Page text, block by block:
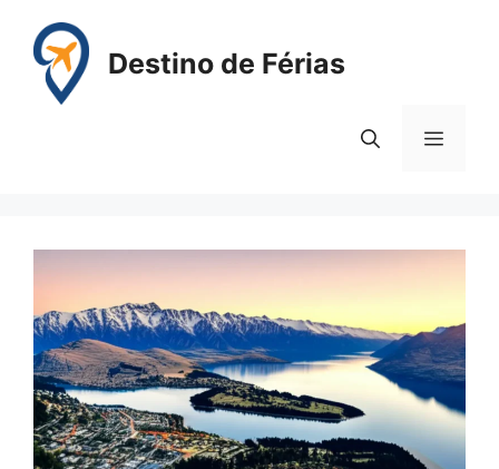
para
conteúdo
Destino de Férias
Menu